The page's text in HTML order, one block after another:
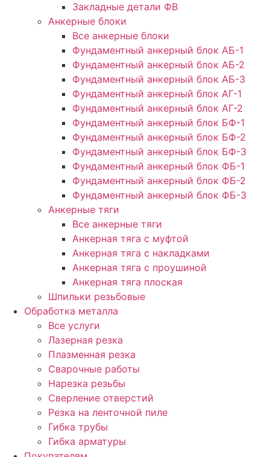
Закладные детали ФВ
Анкерные блоки
Все анкерные блоки
Фундаментный анкерный блок АБ-1
Фундаментный анкерный блок АБ-2
Фундаментный анкерный блок АБ-3
Фундаментный анкерный блок АГ-1
Фундаментный анкерный блок АГ-2
Фундаментный анкерный блок БФ-1
Фундаментный анкерный блок БФ-2
Фундаментный анкерный блок БФ-3
Фундаментный анкерный блок ФБ-1
Фундаментный анкерный блок ФБ-2
Фундаментный анкерный блок ФБ-3
Анкерные тяги
Все анкерные тяги
Анкерная тяга с муфтой
Анкерная тяга с накладками
Анкерная тяга с проушиной
Анкерная тяга плоская
Шпильки резьбовые
Обработка металла
Все услуги
Лазерная резка
Плазменная резка
Сварочные работы
Нарезка резьбы
Сверление отверстий
Резка на ленточной пиле
Гибка трубы
Гибка арматуры